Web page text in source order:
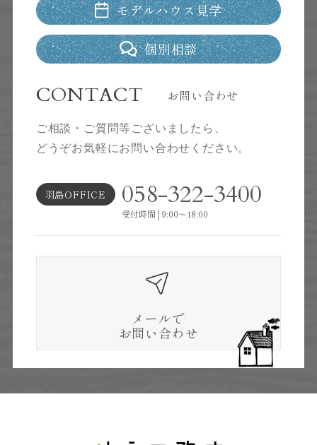
モデルハウス見学
個別相談
CONTACT お問い合わせ
ご相談・ご質問等ございましたら、
どうぞお気軽にお問い合わせください。
羽島OFFICE 058-322-3400
受付時間│9:00～18:00
メールで
お問い合わせ